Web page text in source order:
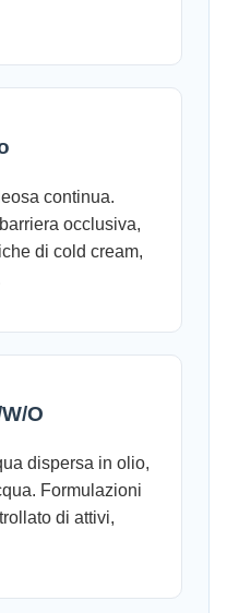
continua.
occlusiva,
di cold cream,
O
dispersa in olio,
Formulazioni
di attivi,